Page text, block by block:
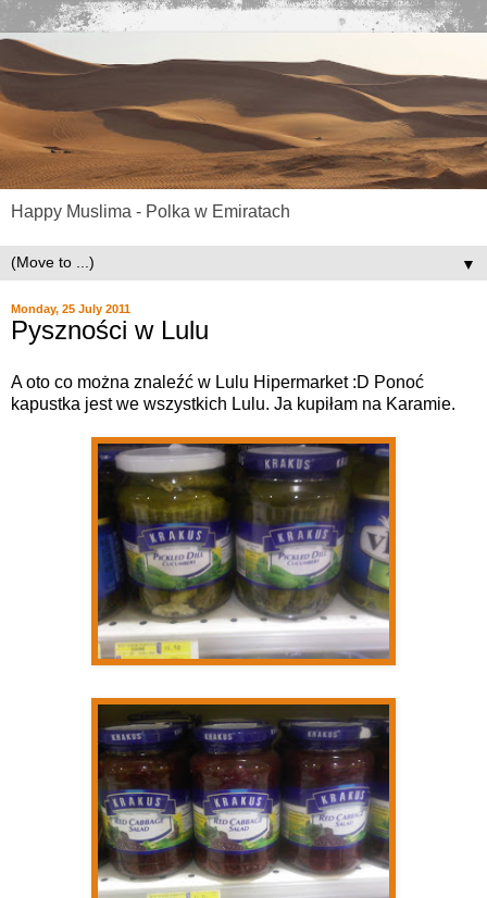
Happy Muslima - Polka w Emiratach
▼
Monday, 25 July 2011
Pyszności w Lulu
A oto co można znaleźć w Lulu Hipermarket :D Ponoć
kapustka jest we wszystkich Lulu. Ja kupiłam na Karamie.